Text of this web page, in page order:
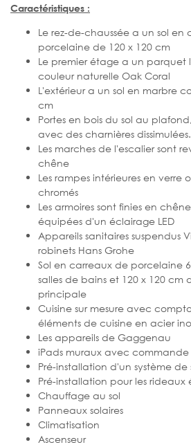
Caractéristiques :
Le rez-de-chaussée a un sol en
porcelaine de 120 x 120 cm
Le premier étage a un parquet
couleur naturelle Oak Coral
L'extérieur a un sol en marbre
cm
Portes en bois du sol au
avec des charnières dissimulées.
Les marches de l'escalier sont
chêne
Les rampes intérieures en verre
chromés
Les armoires sont finies en
équipées d'un éclairage LED
Appareils sanitaires suspendus
robinets Hans Grohe
Sol en carreaux de porcelaine
salles de bains et 120 x 120 cm
principale
Cuisine sur mesure avec
éléments de cuisine en acier
Les appareils de Gaggenau
iPads muraux avec commande
Pré-installation d'un système
Pré-installation pour les rideaux
Chauffage au sol
Panneaux solaires
Climatisation
Ascenseur